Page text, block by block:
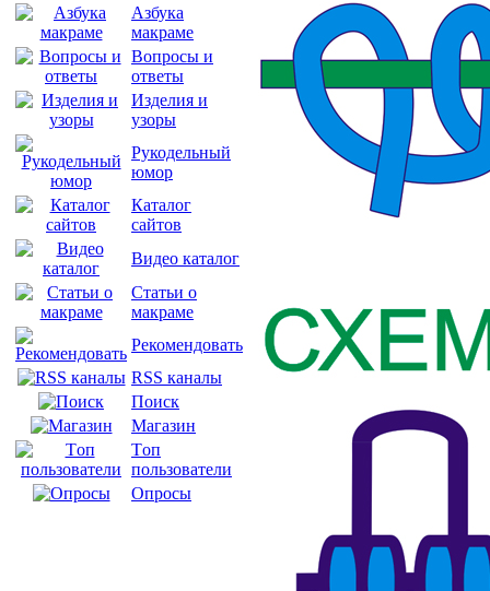
Азбука
макраме
Вопросы и
ответы
Изделия и
узоры
Рукодельный
юмор
Каталог
сайтов
Видео каталог
Статьи о
макраме
Рекомендовать
RSS каналы
Поиск
Магазин
Tоп
пользователи
Опросы